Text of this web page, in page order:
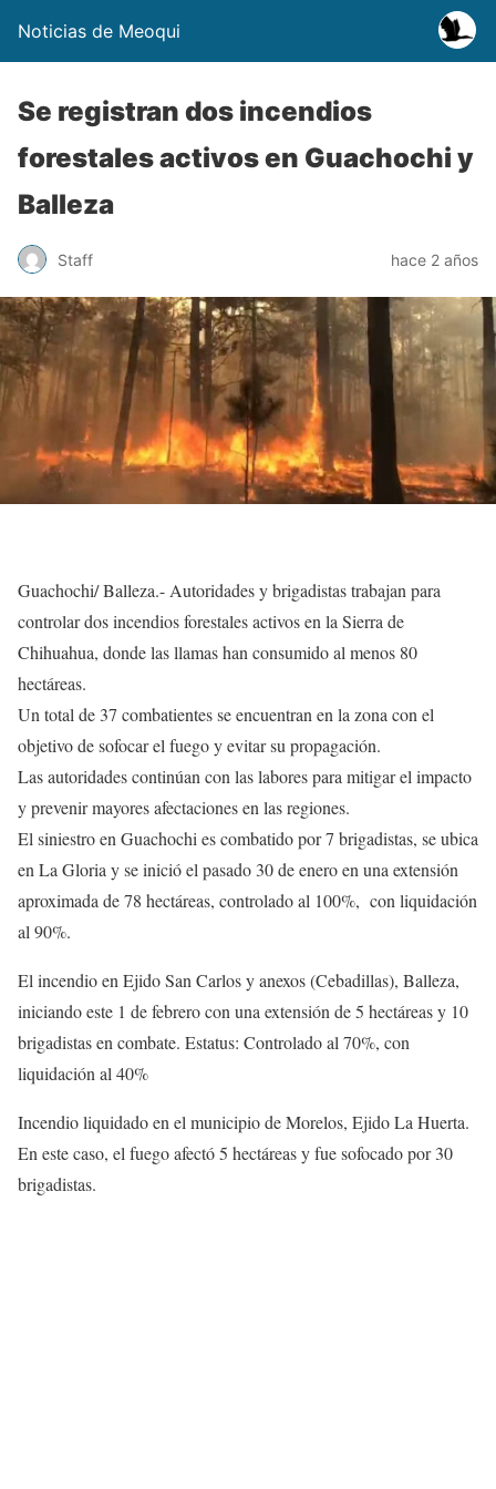
Noticias de Meoqui
Se registran dos incendios
forestales activos en Guachochi y
Balleza
Staff hace 2 años
Guachochi/ Balleza.- Autoridades y brigadistas trabajan para
controlar dos incendios forestales activos en la Sierra de
Chihuahua, donde las llamas han consumido al menos 80
hectáreas.
Un total de 37 combatientes se encuentran en la zona con el
objetivo de sofocar el fuego y evitar su propagación.
Las autoridades continúan con las labores para mitigar el impacto
y prevenir mayores afectaciones en las regiones.
El siniestro en Guachochi es combatido por 7 brigadistas, se ubica
en La Gloria y se inició el pasado 30 de enero en una extensión
aproximada de 78 hectáreas, controlado al 100%, con liquidación
al 90%.
El incendio en Ejido San Carlos y anexos (Cebadillas), Balleza,
iniciando este 1 de febrero con una extensión de 5 hectáreas y 10
brigadistas en combate. Estatus: Controlado al 70%, con
liquidación al 40%
Incendio liquidado en el municipio de Morelos, Ejido La Huerta.
En este caso, el fuego afectó 5 hectáreas y fue sofocado por 30
brigadistas.